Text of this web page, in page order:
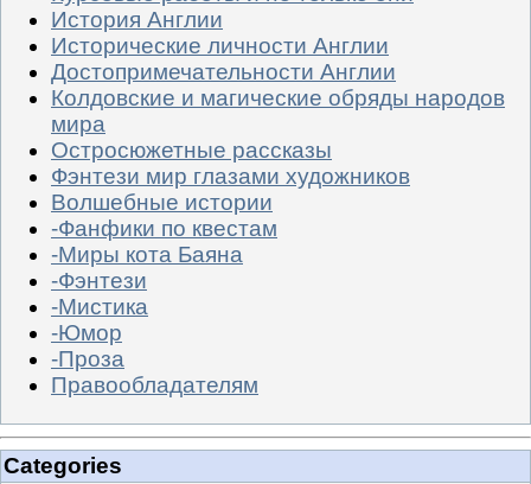
История Англии
Исторические личности Англии
Достопримечательности Англии
Колдовские и магические обряды народов
мира
Остросюжетные рассказы
Фэнтези мир глазами художников
Волшебные истории
-Фанфики по квестам
-Миры кота Баяна
-Фэнтези
-Мистика
-Юмор
-Проза
Правообладателям
Categories